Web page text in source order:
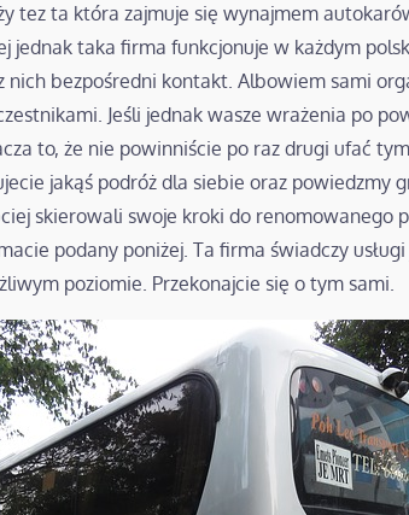
tez ta która zajmuje się wynajmem
jednak taka firma funkcjonuje w każdym
nich bezpośredni kontakt. Albowiem sami
Jeśli jednak wasze wrażenia po
to, że nie powinniście po raz drugi ufać
jakąś podróż dla siebie oraz powiedzmy
skierowali swoje kroki do renomowanego
podany poniżej. Ta firma świadczy
poziomie. Przekonajcie się o tym sami.